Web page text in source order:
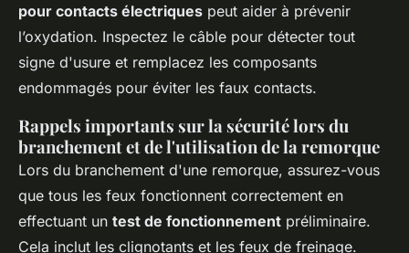
pour contacts électriques peut aider à prévenir
l’oxydation. Inspectez le câble pour détecter tout
signe d'usure et remplacez les composants
endommagés pour éviter les faux contacts.
Rappels importants sur la sécurité lors du
branchement et de l'utilisation de la remorque
Lors du branchement d'une remorque, assurez-vous
que tous les feux fonctionnent correctement en
effectuant un test de fonctionnement préliminaire.
Cela inclut les clignotants et les feux de freinage.